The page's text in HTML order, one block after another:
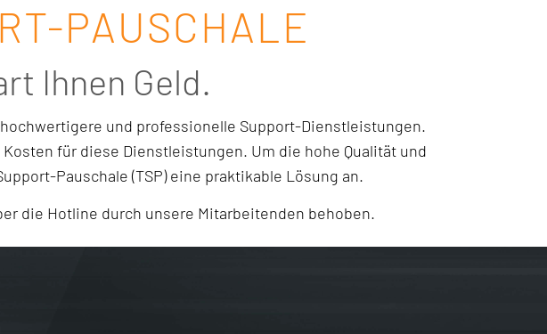
PAUSCHALE
Ihnen Geld.
und professionelle Support-Dienstleistungen.
für diese Dienstleistungen. Um die hohe Qualität und
Pauschale (TSP) eine praktikable Lösung an.
die Hotline durch unsere Mitarbeitenden behoben.